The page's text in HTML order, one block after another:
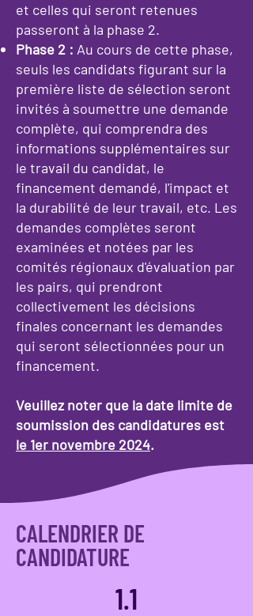
et celles qui seront retenues
passeront à la phase 2.
Phase 2 : Au cours de cette phase,
seuls les candidats figurant sur la
première liste de sélection seront
invités à soumettre une demande
complète, qui comprendra des
informations supplémentaires sur
le travail du candidat, le
financement demandé, l'impact et
la durabilité de leur travail, etc. Les
demandes complètes seront
examinées et notées par les
comités régionaux d'évaluation par
les pairs, qui prendront
collectivement les décisions
finales concernant les demandes
qui seront sélectionnées pour un
financement.
Veuillez noter que la date limite de
soumission des candidatures est
le 1er novembre 2024.
CALENDRIER DE
CANDIDATURE
1.1